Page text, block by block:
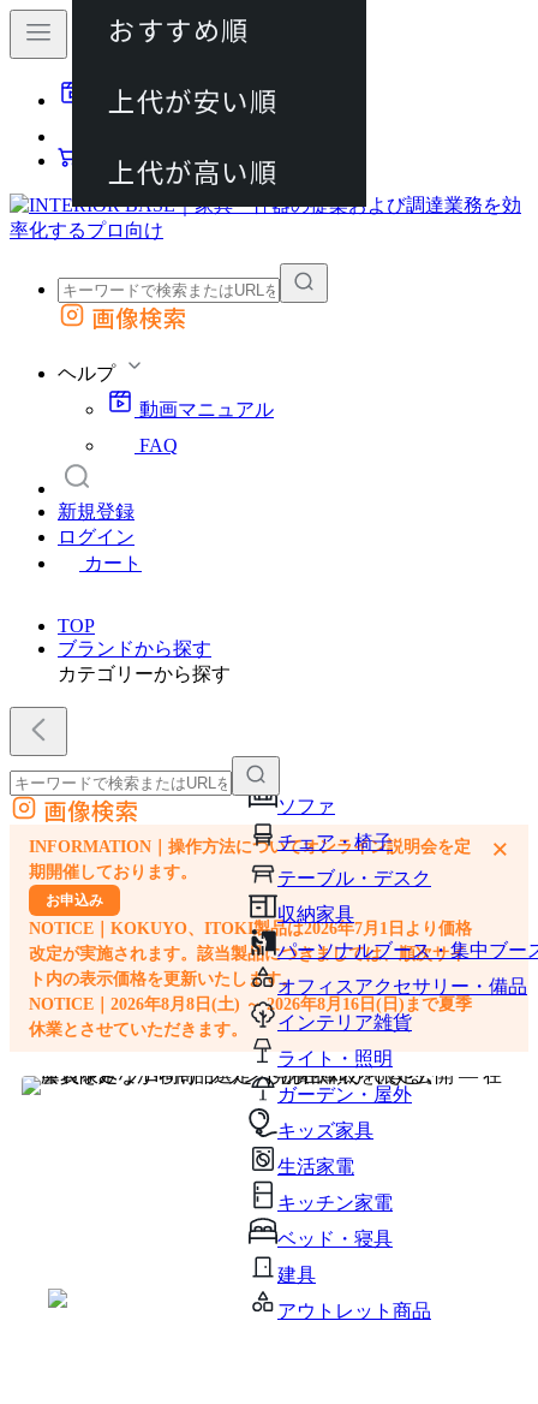
動画マニュアル
カート
外部サイトの商品をカートに追加
画像検索
ヘルプ
動画マニュアル
FAQ
新規登録
ログイン
カート
TOP
ブランドから探す
カテゴリーから探す
ソファ
チェア・椅子
テーブル・デスク
収納家具
パーソナルブース・集中ブー
オフィスアクセサリー・備品
インテリア雑貨
ライト・照明
ガーデン・屋外
キッズ家具
生活家電
キッチン家電
ベッド・寝具
建具
アウトレット商品
外部サイトの商品をカートに追加
他のサイトで見つけた商品ページのURLを貼り付けて、カートに追加できます
画像検索
INFORMATION｜操作方法についてオンライン説明会を定
期開催しております。
お申込み
NOTICE｜KOKUYO、ITOKI製品は2026年7月1日より価格
改定が実施されます。該当製品につきましては、順次サイ
ト内の表示価格を更新いたします。
NOTICE｜2026年8月8日(土) ～ 2026年8月16日(日)まで夏季
休業とさせていただきます。
×
おすすめ順
上代が安い順
上代が高い順